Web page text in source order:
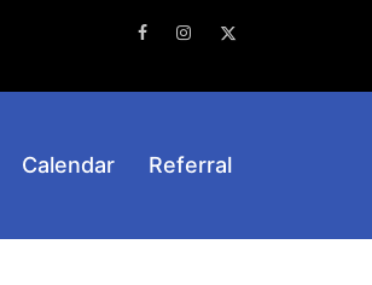
FacebookInstagram
Calendar Referral